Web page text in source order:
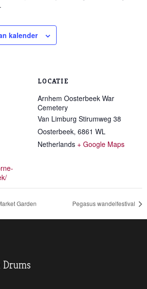
kalender
LOCATIE
Arnhem Oosterbeek War
Cemetery
Van Limburg Stirumweg 38
Oosterbeek, 6861 WL
Netherlands + Google Maps
Garden Pegasus wandelfestival
Drums